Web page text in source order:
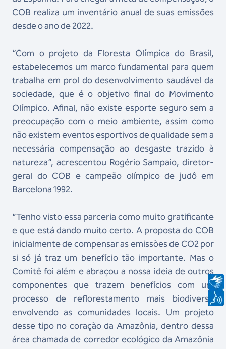
COB realiza um inventário anual de suas emissões
desde o ano de 2022.
“Com o projeto da Floresta Olímpica do Brasil,
estabelecemos um marco fundamental para quem
trabalha em prol do desenvolvimento saudável da
sociedade, que é o objetivo final do Movimento
Olímpico. Afinal, não existe esporte seguro sem a
preocupação com o meio ambiente, assim como
não existem eventos esportivos de qualidade sem a
necessária compensação ao desgaste trazido à
natureza”, acrescentou Rogério Sampaio, diretor-
geral do COB e campeão olímpico de judô em
Barcelona 1992.
“Tenho visto essa parceria como muito gratificante
e que está dando muito certo. A proposta do COB
inicialmente de compensar as emissões de CO2 por
si só já traz um benefício tão importante. Mas o
Comitê foi além e abraçou a nossa ideia de outros
componentes que trazem benefícios com um
processo de reflorestamento mais biodiverso
envolvendo as comunidades locais. Um projeto
desse tipo no coração da Amazônia, dentro dessa
área chamada de corredor ecológico da Amazônia